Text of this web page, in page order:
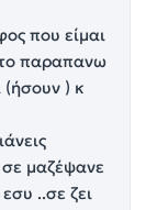
που είμαι
παραπανω
(ήσουν ) κ
μαζέψανε
..σε ζει